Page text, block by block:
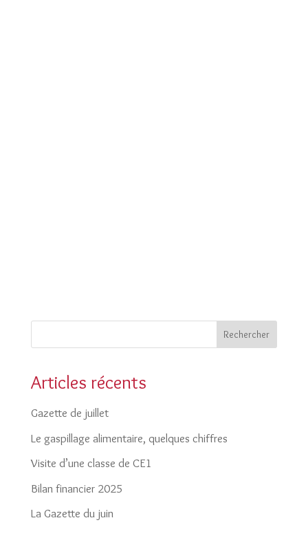
Rechercher
Articles récents
Gazette de juillet
Le gaspillage alimentaire, quelques chiffres
Visite d’une classe de CE1
Bilan financier 2025
La Gazette du juin